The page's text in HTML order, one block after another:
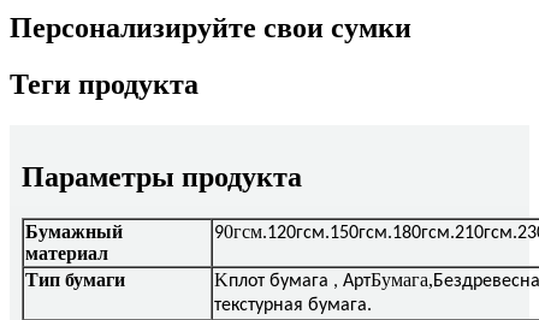
Персонализируйте свои сумки
Теги продукта
Параметры продукта
Бумажный
материал
90гсм
Тип бумаги Kплот бумага , АртБумага,
текстурная бумага.